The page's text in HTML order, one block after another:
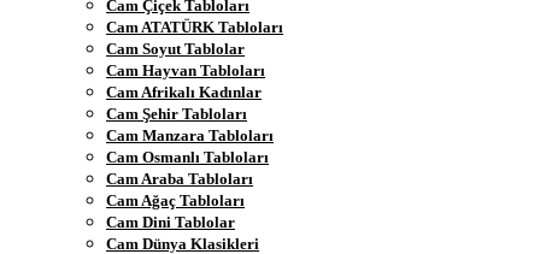
Cam Çiçek Tabloları
Cam ATATÜRK Tabloları
Cam Soyut Tablolar
Cam Hayvan Tabloları
Cam Afrikalı Kadınlar
Cam Şehir Tabloları
Cam Manzara Tabloları
Cam Osmanlı Tabloları
Cam Araba Tabloları
Cam Ağaç Tabloları
Cam Dini Tablolar
Cam Dünya Klasikleri